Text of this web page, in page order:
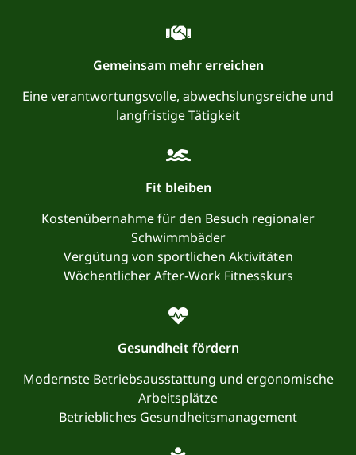
Gemeinsam mehr erreichen
Eine verantwortungsvolle, abwechslungsreiche und
langfristige Tätigkeit
Fit bleiben
Kostenübernahme für den Besuch regionaler
Schwimmbäder
Vergütung von sportlichen Aktivitäten
Wöchentlicher After-Work Fitnesskurs
Gesundheit fördern
Modernste Betriebsausstattung und ergonomische
Arbeitsplätze
Betriebliches Gesundheitsmanagement